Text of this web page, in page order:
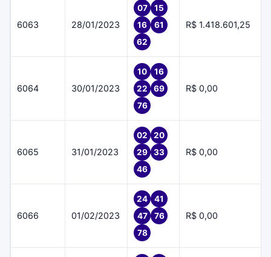
6063 28/01/2023
07
15
16
61
62
R$ 1.418.601,25
6064 30/01/2023
10
16
22
69
76
R$ 0,00
6065 31/01/2023
02
20
29
33
46
R$ 0,00
6066 01/02/2023
24
41
47
76
78
R$ 0,00